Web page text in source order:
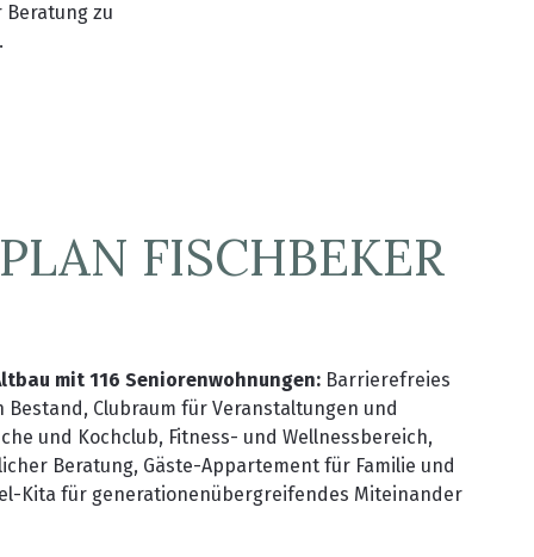
zu
FISCHBEKER
mit 116 Seniorenwohnungen: Barrierefreies
Clubraum für Veranstaltungen und
und Kochclub, Fitness- und Wellnessbereich,
Beratung, Gäste-Appartement für Familie und
Kita für generationenübergreifendes Miteinander